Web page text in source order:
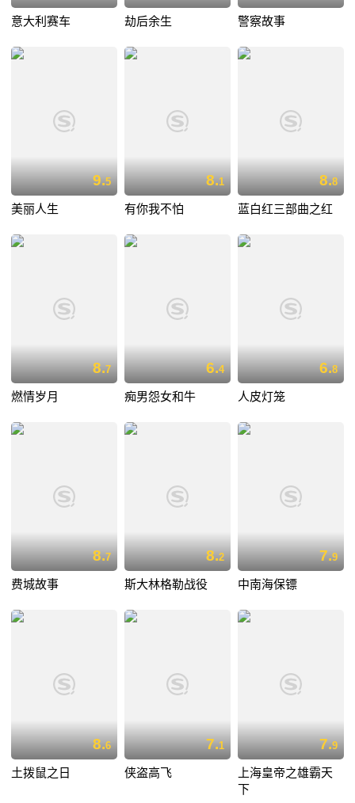
意大利赛车 劫后余生 警察故事
9.5
美丽人生
8.1
有你我不怕
8.8
蓝白红三部曲之红
8.7
燃情岁月
6.4
痴男怨女和牛
6.8
人皮灯笼
8.7
费城故事
8.2
斯大林格勒战役
7.9
中南海保镖
8.6
土拨鼠之日
7.1
侠盗高飞
7.9
上海皇帝之雄霸天
下